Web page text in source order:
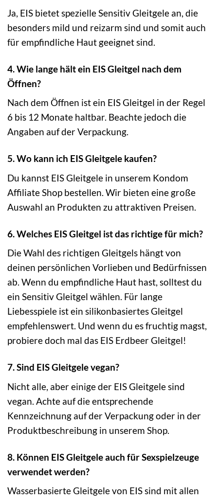
Ja, EIS bietet spezielle Sensitiv Gleitgele an, die
besonders mild und reizarm sind und somit auch
für empfindliche Haut geeignet sind.
4. Wie lange hält ein EIS Gleitgel nach dem
Öffnen?
Nach dem Öffnen ist ein EIS Gleitgel in der Regel
6 bis 12 Monate haltbar. Beachte jedoch die
Angaben auf der Verpackung.
5. Wo kann ich EIS Gleitgele kaufen?
Du kannst EIS Gleitgele in unserem Kondom
Affiliate Shop bestellen. Wir bieten eine große
Auswahl an Produkten zu attraktiven Preisen.
6. Welches EIS Gleitgel ist das richtige für mich?
Die Wahl des richtigen Gleitgels hängt von
deinen persönlichen Vorlieben und Bedürfnissen
ab. Wenn du empfindliche Haut hast, solltest du
ein Sensitiv Gleitgel wählen. Für lange
Liebesspiele ist ein silikonbasiertes Gleitgel
empfehlenswert. Und wenn du es fruchtig magst,
probiere doch mal das EIS Erdbeer Gleitgel!
7. Sind EIS Gleitgele vegan?
Nicht alle, aber einige der EIS Gleitgele sind
vegan. Achte auf die entsprechende
Kennzeichnung auf der Verpackung oder in der
Produktbeschreibung in unserem Shop.
8. Können EIS Gleitgele auch für Sexspielzeuge
verwendet werden?
Wasserbasierte Gleitgele von EIS sind mit allen